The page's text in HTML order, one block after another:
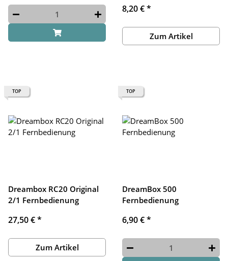
8,20 €*
Zum Artikel
TOP
Dreambox RC20 Original
2/1 Fernbedienung
27,50 €*
Zum Artikel
TOP
DreamBox 500
Fernbedienung
6,90 €*